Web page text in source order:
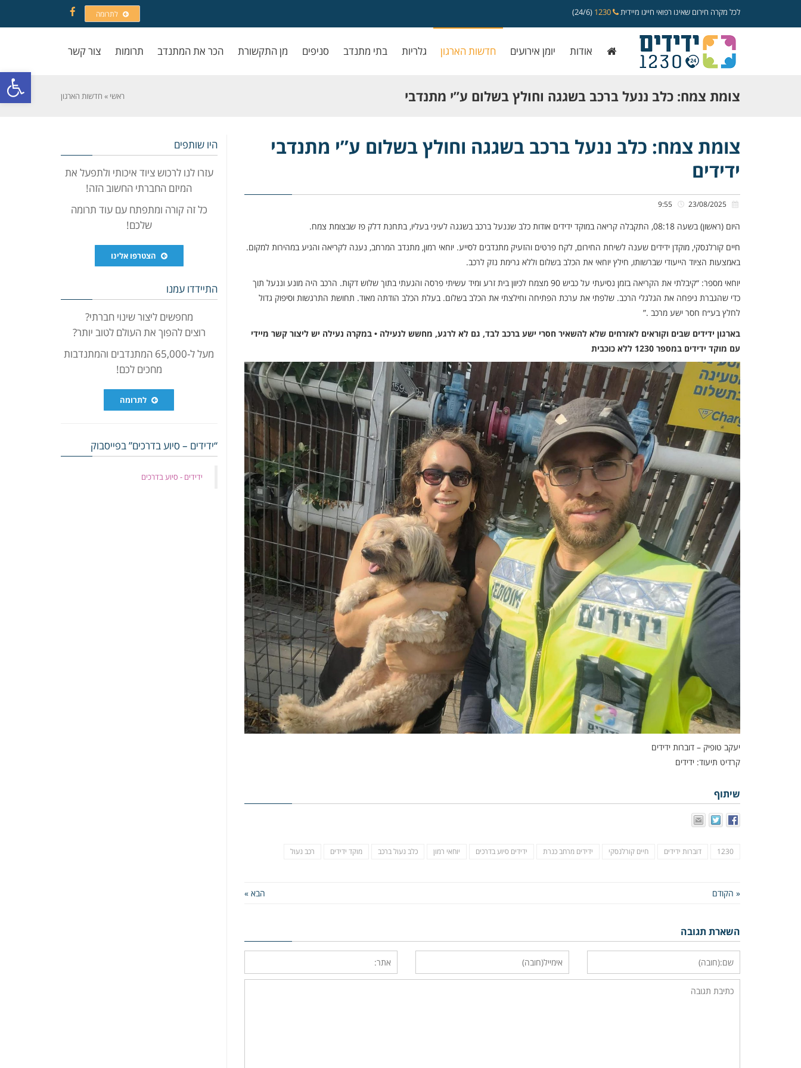
פתח
לכל מקרה חירום שאינו רפואי חייגו מיידית (24/6) לתרומה
Facebook
אודות יומן אירועים חדשות הארגון גלריות בתי מתנדב סניפים מן התקשורת הכר את המתנדב תרומות צור קשר
צומת צמח: כלב ננעל ברכב בשגגה וחולץ בשלום ע”י מתנדבי
ידידים
ראשי » חדשות הארגון
צומת צמח: כלב ננעל ברכב בשגגה וחולץ בשלום ע”י מתנדבי
ידידים
היום (ראשון) בשעה 08:18, התקבלה קריאה במוקד ידידים אודות כלב שננעל ברכב בשגגה לעיני בעליו, בתחנת דלק פז שבצומת צמח.
חיים קורלנסקי, מוקדן ידידים שענה לשיחת החירום, לקח פרטים והזעיק מתנדבים לסייע. יוחאי רמון, מתנדב המרחב, נענה לקריאה והגיע במהירות למקום.
באמצעות הציוד הייעודי שברשותו, חילץ יוחאי את הכלב בשלום וללא גרימת נזק לרכב.
יוחאי מספר: “קיבלתי את הקריאה בזמן נסיעתי על כביש 90 מצמח לכיוון בית זרע ומיד עשיתי פרסה והגעתי בתוך שלוש דקות. הרכב היה מונע וננעל תוך
כדי שהגברת ניפחה את הגלגלי הרכב. שלפתי את ערכת הפתיחה וחילצתי את הכלב בשלום. בעלת הכלב הודתה מאוד. תחושת התרגשות וסיפוק גדול
לחלץ בע״ח חסר ישע מרכב .”
בארגון ידידים שבים וקוראים לאזרחים שלא להשאיר חסרי ישע ברכב לבד, גם לא לרגע, מחשש לנעילה • במקרה נעילה יש ליצור קשר מיידי
עם מוקד ידידים במספר 1230 ללא כוכבית
יעקב טופיק – דוברות ידידים
קרדיט תיעוד: ידידים
שיתוף
1230 דוברות ידידים חיים קורלנסקי ידידים מרחב כנרת ידידים סיוע בדרכים יוחאי רמון כלב נעול ברכב מוקד ידידים רכב נעול
« הקודם הבא »
השארת תגובה
היו שותפים
עזרו לנו לרכוש ציוד איכותי ולתפעל את
המיזם החברתי החשוב הזה!
כל זה קורה ומתפתח עם עוד תרומה
שלכם!
הצטרפו אלינו
התיידדו עמנו
מחפשים ליצור שינוי חברתי?
רוצים להפוך את העולם לטוב יותר?
מעל ל-65,000 המתנדבים והמתנדבות
מחכים לכם!
לתרומה
“ידידים – סיוע בדרכים” בפייסבוק
‏ידידים - סיוע בדרכים